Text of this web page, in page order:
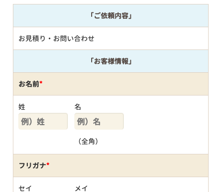
「ご依頼内容」
お見積り・お問い合わせ
「お客様情報」
お名前*
姓 名
（全角）
フリガナ*
セイ メイ